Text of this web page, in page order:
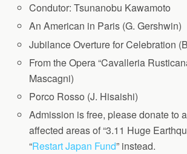
Condutor: Tsunanobu Kawamoto
An American in Paris (G. Gershwin)
Jubilance Overture for Celebration
From the Opera “Cavalleria
Mascagni)
Porco Rosso (J. Hisaishi)
Admission is free, please donate to
affected areas of “3.11 Huge
“Restart Japan Fund” instead.